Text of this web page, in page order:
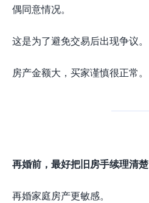
偶同意情况。
这是为了避免交易后出现争议。
房产金额大，买家谨慎很正常。
再婚前，最好把旧房手续理清楚
再婚家庭房产更敏感。